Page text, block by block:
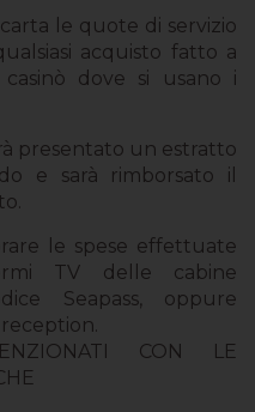
le quote di servizio
acquisto fatto a
dove si usano i
presentato un estratto
e sarà rimborsato il
le spese effettuate
TV delle cabine
Seapass, oppure
CON LE